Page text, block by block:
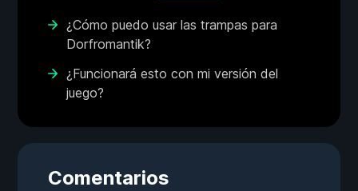
¿Cómo puedo usar las trampas para
Dorfromantik?
¿Funcionará esto con mi versión del
juego?
Comentarios